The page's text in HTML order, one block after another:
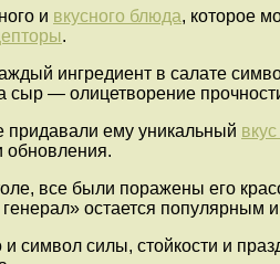
и вкусного блюда, которое
.
ингредиент в салате
— олицетворение
придавали ему уникальный
обновления.
все были поражены его
остается
символ силы, стойкости и